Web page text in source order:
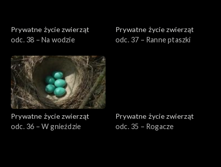
Prywatne życie zwierząt
odc. 38 – Na wodzie
Prywatne życie zwierząt
odc. 37 – Ranne ptaszki
Prywatne życie zwierząt
odc. 36 – W gnieździe
Prywatne życie zwierząt
odc. 35 – Rogacze